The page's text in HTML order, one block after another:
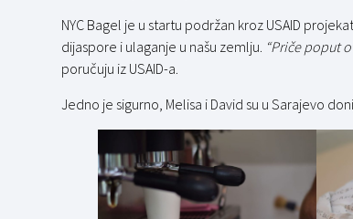
NYC Bagel je u startu podržan kroz USAID
dijaspore i ulaganje u našu zemlju. “Priče poput
poručuju iz USAID-a.
Jedno je sigurno, Melisa i David su u Sarajevo